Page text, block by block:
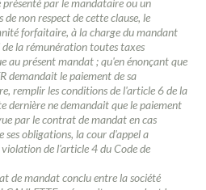
par le mandataire ou un
non respect de cette clause, le
forfaitaire, à la charge du mandant
la rémunération toutes taxes
au présent mandat ; qu'en énonçant que
demandait le paiement de sa
remplir les conditions de l'article 6 de la
ne demandait que le paiement
par le contrat de mandat en cas
obligations, la cour d'appel a
de l'article 4 du Code de
de mandat conclu entre la société